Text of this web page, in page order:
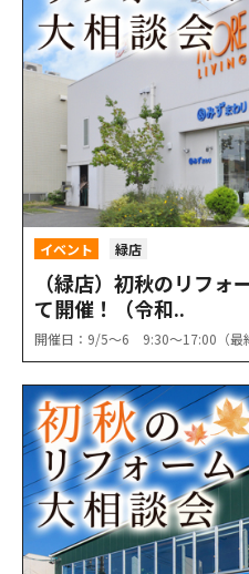
イベント 緑店
（緑店）初秋のリフォ
て開催！（令和..
開催日：9/5〜6 9:30〜17:00（最